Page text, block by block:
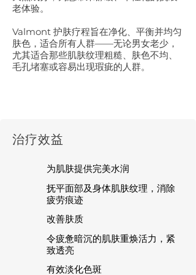
老体验。
Valmont 护肤疗程旨在净化、平衡并均匀
肤色，适合所有人群——无论男女老少，
尤其适合那些肌肤纹理粗糙、肤色不均、
毛孔堵塞或容易出现瑕疵的人群。
​治疗效益
为肌肤提供完美水润
抚平面部及身体肌肤纹理，消除
疲劳痕迹
改善肤质
令疲惫暗沉的肌肤重焕活力，紧
致透亮
有效淡化色斑